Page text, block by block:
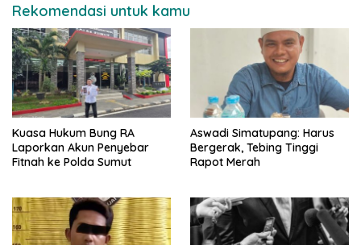
Rekomendasi untuk kamu
Kuasa Hukum Bung RA
Laporkan Akun Penyebar
Fitnah ke Polda Sumut
Aswadi Simatupang: Harus
Bergerak, Tebing Tinggi
Rapot Merah